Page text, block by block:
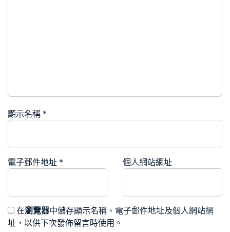
顯示名稱 *
電子郵件地址 * 個人網站網址
在瀏覽器中儲存顯示名稱、電子郵件地址及個人網站網
址，以供下次發佈留言時使用。